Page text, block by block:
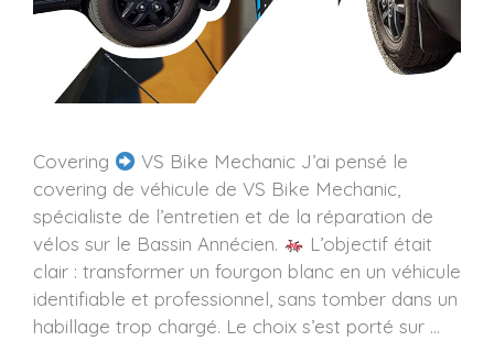
Covering
VS Bike Mechanic J’ai pensé le
covering de véhicule de VS Bike Mechanic,
spécialiste de l’entretien et de la réparation de
vélos sur le Bassin Annécien.
L’objectif était
clair : transformer un fourgon blanc en un véhicule
identifiable et professionnel, sans tomber dans un
habillage trop chargé. Le choix s’est porté sur …